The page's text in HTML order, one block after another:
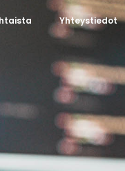
Yhteystiedot